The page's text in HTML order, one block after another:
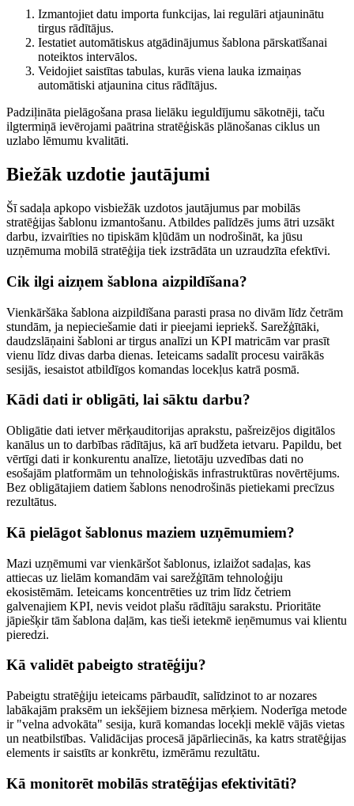
Izmantojiet datu importa funkcijas, lai regulāri atjauninātu
tirgus rādītājus.
Iestatiet automātiskus atgādinājumus šablona pārskatīšanai
noteiktos intervālos.
Veidojiet saistītas tabulas, kurās viena lauka izmaiņas
automātiski atjaunina citus rādītājus.
Padziļināta pielāgošana prasa lielāku ieguldījumu sākotnēji, taču
ilgtermiņā ievērojami paātrina stratēģiskās plānošanas ciklus un
uzlabo lēmumu kvalitāti.
Biežāk uzdotie jautājumi
Šī sadaļa apkopo visbiežāk uzdotos jautājumus par mobilās
stratēģijas šablonu izmantošanu. Atbildes palīdzēs jums ātri uzsākt
darbu, izvairīties no tipiskām kļūdām un nodrošināt, ka jūsu
uzņēmuma mobilā stratēģija tiek izstrādāta un uzraudzīta efektīvi.
Cik ilgi aizņem šablona aizpildīšana?
Vienkāršāka šablona aizpildīšana parasti prasa no divām līdz četrām
stundām, ja nepieciešamie dati ir pieejami iepriekš. Sarežģītāki,
daudzslāņaini šabloni ar tirgus analīzi un KPI matricām var prasīt
vienu līdz divas darba dienas. Ieteicams sadalīt procesu vairākās
sesijās, iesaistot atbildīgos komandas locekļus katrā posmā.
Kādi dati ir obligāti, lai sāktu darbu?
Obligātie dati ietver mērķauditorijas aprakstu, pašreizējos digitālos
kanālus un to darbības rādītājus, kā arī budžeta ietvaru. Papildu, bet
vērtīgi dati ir konkurentu analīze, lietotāju uzvedības dati no
esošajām platformām un tehnoloģiskās infrastruktūras novērtējums.
Bez obligātajiem datiem šablons nenodrošinās pietiekami precīzus
rezultātus.
Kā pielāgot šablonus maziem uzņēmumiem?
Mazi uzņēmumi var vienkāršot šablonus, izlaižot sadaļas, kas
attiecas uz lielām komandām vai sarežģītām tehnoloģiju
ekosistēmām. Ieteicams koncentrēties uz trim līdz četriem
galvenajiem KPI, nevis veidot plašu rādītāju sarakstu. Prioritāte
jāpiešķir tām šablona daļām, kas tieši ietekmē ieņēmumus vai klientu
pieredzi.
Kā validēt pabeigto stratēģiju?
Pabeigtu stratēģiju ieteicams pārbaudīt, salīdzinot to ar nozares
labākajām praksēm un iekšējiem biznesa mērķiem. Noderīga metode
ir "velna advokāta" sesija, kurā komandas locekļi meklē vājās vietas
un neatbilstības. Validācijas procesā jāpārliecinās, ka katrs stratēģijas
elements ir saistīts ar konkrētu, izmērāmu rezultātu.
Kā monitorēt mobilās stratēģijas efektivitāti?